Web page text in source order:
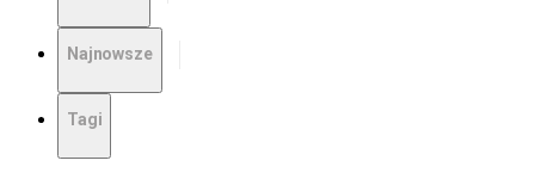
Najnowsze
Tagi